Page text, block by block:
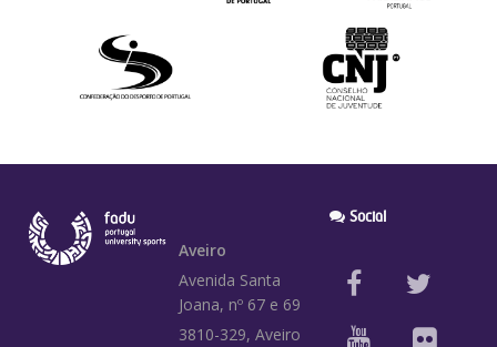
Aveiro
Avenida Santa
Joana, nº 67 e 69
3810-329, Aveiro
Social